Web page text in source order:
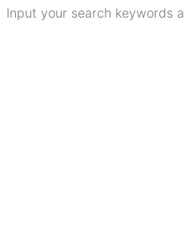
Input your search keywords